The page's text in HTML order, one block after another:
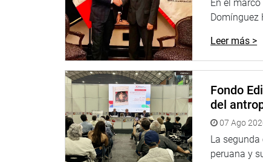
En el
Domínguez
Leer más >
Fondo
del
07 Ago
La
peruana y